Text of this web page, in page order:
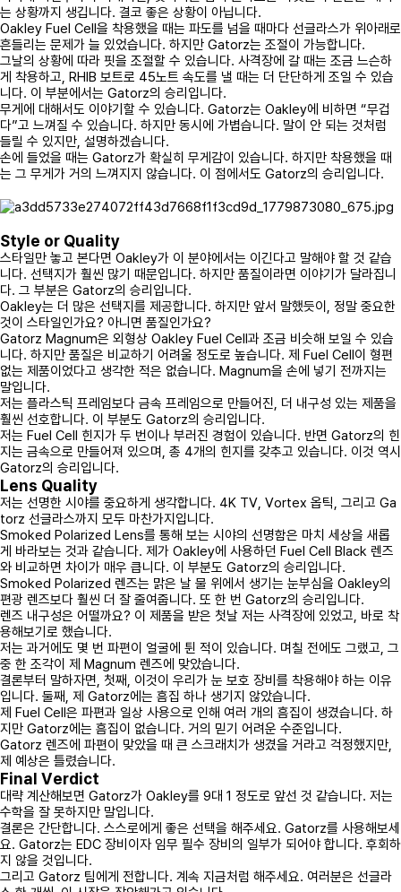
는 상황까지 생깁니다. 결코 좋은 상황이 아닙니다.
Oakley Fuel Cell을 착용했을 때는 파도를 넘을 때마다 선글라스가 위아래로
흔들리는 문제가 늘 있었습니다. 하지만 Gatorz는 조절이 가능합니다.
그날의 상황에 따라 핏을 조절할 수 있습니다. 사격장에 갈 때는 조금 느슨하
게 착용하고, RHIB 보트로 45노트 속도를 낼 때는 더 단단하게 조일 수 있습
니다. 이 부분에서는 Gatorz의 승리입니다.
무게에 대해서도 이야기할 수 있습니다. Gatorz는 Oakley에 비하면 “무겁
다”고 느껴질 수 있습니다. 하지만 동시에 가볍습니다. 말이 안 되는 것처럼
들릴 수 있지만, 설명하겠습니다.
손에 들었을 때는 Gatorz가 확실히 무게감이 있습니다. 하지만 착용했을 때
는 그 무게가 거의 느껴지지 않습니다. 이 점에서도 Gatorz의 승리입니다.
Style or Quality
스타일만 놓고 본다면 Oakley가 이 분야에서는 이긴다고 말해야 할 것 같습
니다. 선택지가 훨씬 많기 때문입니다. 하지만 품질이라면 이야기가 달라집니
다. 그 부분은 Gatorz의 승리입니다.
Oakley는 더 많은 선택지를 제공합니다. 하지만 앞서 말했듯이, 정말 중요한
것이 스타일인가요? 아니면 품질인가요?
Gatorz Magnum은 외형상 Oakley Fuel Cell과 조금 비슷해 보일 수 있습
니다. 하지만 품질은 비교하기 어려울 정도로 높습니다. 제 Fuel Cell이 형편
없는 제품이었다고 생각한 적은 없습니다. Magnum을 손에 넣기 전까지는
말입니다.
저는 플라스틱 프레임보다 금속 프레임으로 만들어진, 더 내구성 있는 제품을
훨씬 선호합니다. 이 부분도 Gatorz의 승리입니다.
저는 Fuel Cell 힌지가 두 번이나 부러진 경험이 있습니다. 반면 Gatorz의 힌
지는 금속으로 만들어져 있으며, 총 4개의 힌지를 갖추고 있습니다. 이것 역시
Gatorz의 승리입니다.
Lens Quality
저는 선명한 시야를 중요하게 생각합니다. 4K TV, Vortex 옵틱, 그리고 Ga
torz 선글라스까지 모두 마찬가지입니다.
Smoked Polarized Lens를 통해 보는 시야의 선명함은 마치 세상을 새롭
게 바라보는 것과 같습니다. 제가 Oakley에 사용하던 Fuel Cell Black 렌즈
와 비교하면 차이가 매우 큽니다. 이 부분도 Gatorz의 승리입니다.
Smoked Polarized 렌즈는 맑은 날 물 위에서 생기는 눈부심을 Oakley의
편광 렌즈보다 훨씬 더 잘 줄여줍니다. 또 한 번 Gatorz의 승리입니다.
렌즈 내구성은 어떨까요? 이 제품을 받은 첫날 저는 사격장에 있었고, 바로 착
용해보기로 했습니다.
저는 과거에도 몇 번 파편이 얼굴에 튄 적이 있습니다. 며칠 전에도 그랬고, 그
중 한 조각이 제 Magnum 렌즈에 맞았습니다.
결론부터 말하자면, 첫째, 이것이 우리가 눈 보호 장비를 착용해야 하는 이유
입니다. 둘째, 제 Gatorz에는 흠집 하나 생기지 않았습니다.
제 Fuel Cell은 파편과 일상 사용으로 인해 여러 개의 흠집이 생겼습니다. 하
지만 Gatorz에는 흠집이 없습니다. 거의 믿기 어려운 수준입니다.
Gatorz 렌즈에 파편이 맞았을 때 큰 스크래치가 생겼을 거라고 걱정했지만,
제 예상은 틀렸습니다.
Final Verdict
대략 계산해보면 Gatorz가 Oakley를 9대 1 정도로 앞선 것 같습니다. 저는
수학을 잘 못하지만 말입니다.
결론은 간단합니다. 스스로에게 좋은 선택을 해주세요. Gatorz를 사용해보세
요. Gatorz는 EDC 장비이자 임무 필수 장비의 일부가 되어야 합니다. 후회하
지 않을 것입니다.
그리고 Gatorz 팀에게 전합니다. 계속 지금처럼 해주세요. 여러분은 선글라